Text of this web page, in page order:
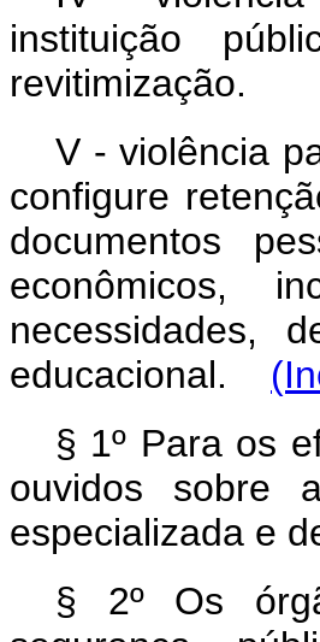
instituição
revitimização.
V - violência
configure
documentos
econômicos,
necessidades,
educacional.
§ 1º Para os
ouvidos sobre
especializada e
§ 2º Os